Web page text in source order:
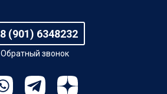
8 (901) 6348232
Обратный звонок